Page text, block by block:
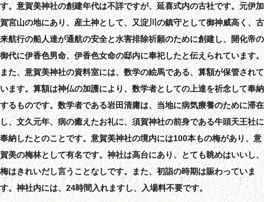
す。意賀美神社の創建年代は不詳ですが、延喜式内の古社です。元伊加
賀宮山の地にあり、産土神として、又淀川の鎮守として御神威高く、古
来航行の船人達が通航の安全と水害排除祈願のために創建し、開化帝の
御代に伊香色男命、伊香色女命の邸内に奉祀したと伝えられています。
また、意賀美神社の資料室には、数学の絵馬である、算額が保管されて
います。算額は神仏の加護により、数学者としての上達を祈念して奉納
するものです。数学者である岩田清庸は、当地に病気療養のために滞在
し、文久元年、病の癒えたお礼に、須賀神社の前身である牛頭天王社に
奉納したとのことです。意賀美神社の境内には100本もの梅があり、意
賀美の梅林として有名です。神社は高台にあり、とても眺めはいいし、
梅はきれいだし言うことなしです。また、初詣の時期は賑わっていま
す。神社内には、24時間入れますし、入場料不要です。